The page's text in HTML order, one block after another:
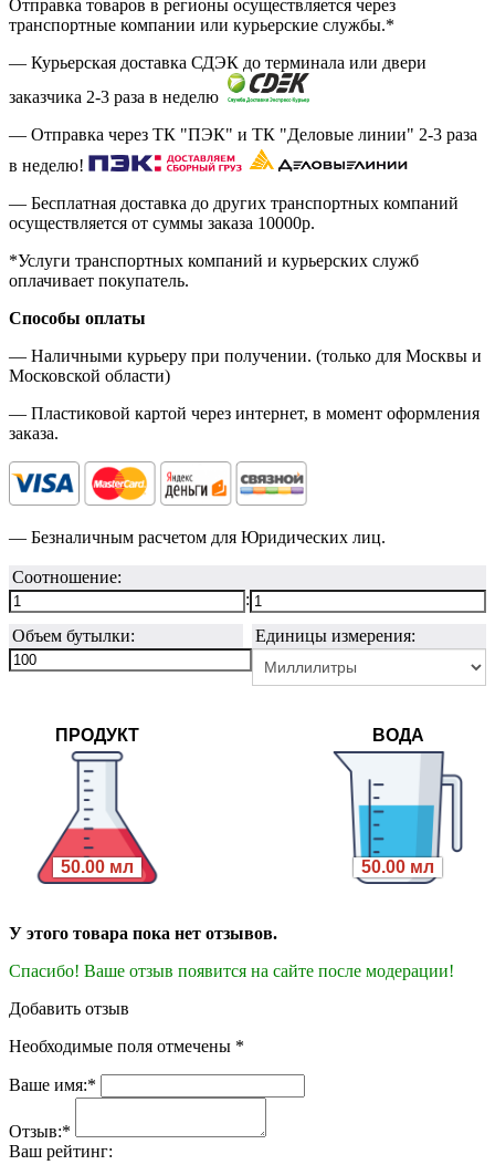
Отправка товаров в регионы осуществляется через
транспортные компании или курьерские службы.*
— Курьерская доставка СДЭК до терминала или двери
заказчика 2-3 раза в неделю
— Отправка через ТК "ПЭК" и ТК "Деловые линии" 2-3 раза
в неделю!
— Бесплатная доставка до других транспортных компаний
осуществляется от суммы заказа 10000р.
*Услуги транспортных компаний и курьерских служб
оплачивает покупатель.
Способы оплаты
— Наличными курьеру при получении. (только для Москвы и
Московской области)
— Пластиковой картой через интернет, в момент оформления
заказа.
— Безналичным расчетом для Юридических лиц.
Соотношение:
:
Объем бутылки:
Единицы измерения:
ПРОДУКТ
50.00 мл
ВОДА
50.00 мл
У этого товара пока нет отзывов.
Спасибо! Ваше отзыв появится на сайте после модерации!
Добавить отзыв
Необходимые поля отмечены *
Ваше имя:*
Отзыв:*
Ваш рейтинг: